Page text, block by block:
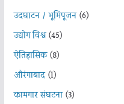
उदघाटन / भूमिपूजन(6)
उद्योग विश्व(45)
ऐतिहासिक(8)
औरंगाबाद(1)
कामगार संघटना(3)